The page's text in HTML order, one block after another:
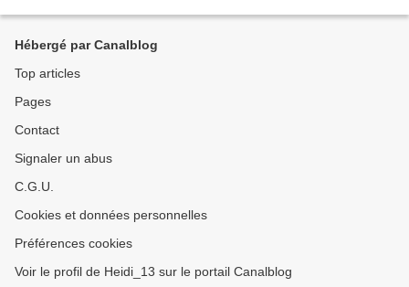
Hébergé par Canalblog
Top articles
Pages
Contact
Signaler un abus
C.G.U.
Cookies et données personnelles
Préférences cookies
Voir le profil de Heidi_13 sur le portail Canalblog